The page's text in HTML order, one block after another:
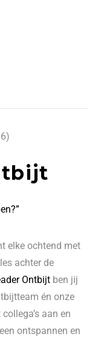
elke ochtend met
achter de
Ontbijt ben jij
én onze
aan en
ontspannen en